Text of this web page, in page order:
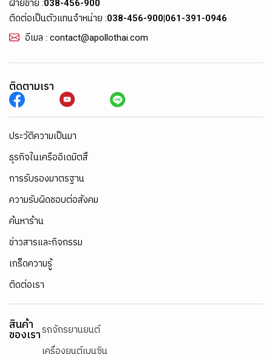
ฝ่ายขาย :038-456-900
ติดต่อเป็นตัวแทนจำหน่าย :038-456-900|061-391-0946
อีเมล : contact@apollothai.com
ติดตามเรา
ประวัติความเป็นมา
ธุรกิจในเครืออิเดมิตสึ
การรับรองมาตรฐาน
ความรับผิดชอบต่อสังคม
ค้นหาร้าน
ข่าวสารและกิจกรรม
เกร็ดความรู้
ติดต่อเรา
สินค้า
ของเรารถจักรยานยนต์
เครื่องยนต์เบนซิน